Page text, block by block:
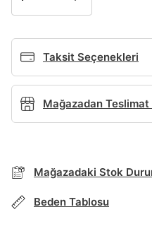
Taksit Seçenekleri
Banka
İşbankası
Mağazadan
Mağazadaki Stok
Beden TablosuStok
Term
Siparişinizin durumu
E-posta Adresi *
E-posta Adresi*
En az 8 karakter